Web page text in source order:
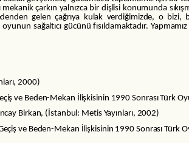
çarkın yalnızca bir dişlisi konumunda
gelen çağrıya kulak verdiğimizde, o bizi,
sağaltıcı gücünü fısıldamaktadır.
2000)
Beden-Mekan İlişkisinin 1990 Sonrası Türk Oyun
Birkan, (İstanbul: Metis Yayınları, 2002)
ve Beden-Mekan İlişkisinin 1990 Sonrası Türk